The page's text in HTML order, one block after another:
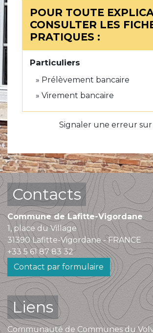
POUR TOUTE
CONSULTER LES
PRATIQUES :
Particuliers
Prélèvement bancaire
Virement bancaire
Signaler une erreur
Contacts
Commune de Lafitte-Vigordane
1, place du Village
31390 Lafitte-Vigordane - FRANCE
+33 5 61 87 83 32
Contact par formulaire
Liens
Communauté de Communes du